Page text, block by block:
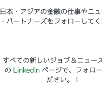
日本・アジアの金融の仕事やニ
・パートナーズをフォローし
すべての新しいジョブ＆ニュー
の LinkedInページで、フォロ
ださい。！